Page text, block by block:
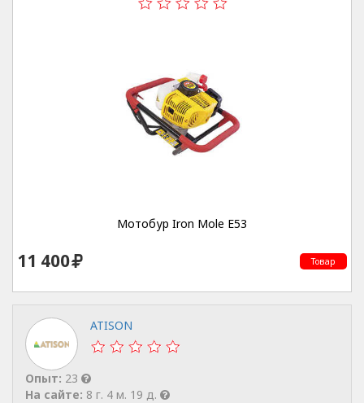
Мотобур Iron Mole E53
11 400 Товар
ATISON
Опыт: 23
На сайте: 8 г. 4 м. 19 д.